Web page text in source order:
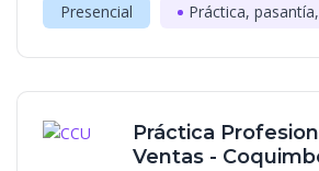
Presencial Práctica,
Práctica
Ventas -